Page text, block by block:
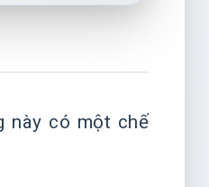
này có một chế